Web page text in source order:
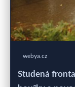
webya.cz
Studená